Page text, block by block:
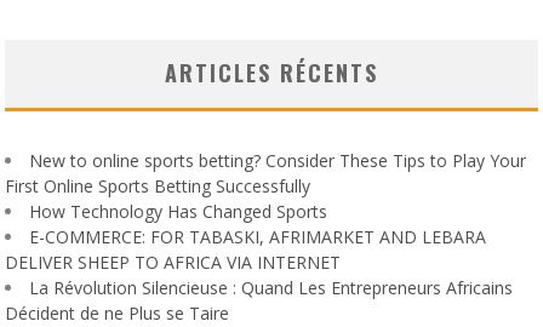
ARTICLES RÉCENTS
New to online sports betting? Consider These Tips to Play Your
First Online Sports Betting Successfully
How Technology Has Changed Sports
E-COMMERCE: FOR TABASKI, AFRIMARKET AND LEBARA
DELIVER SHEEP TO AFRICA VIA INTERNET
La Révolution Silencieuse : Quand Les Entrepreneurs Africains
Décident de ne Plus se Taire